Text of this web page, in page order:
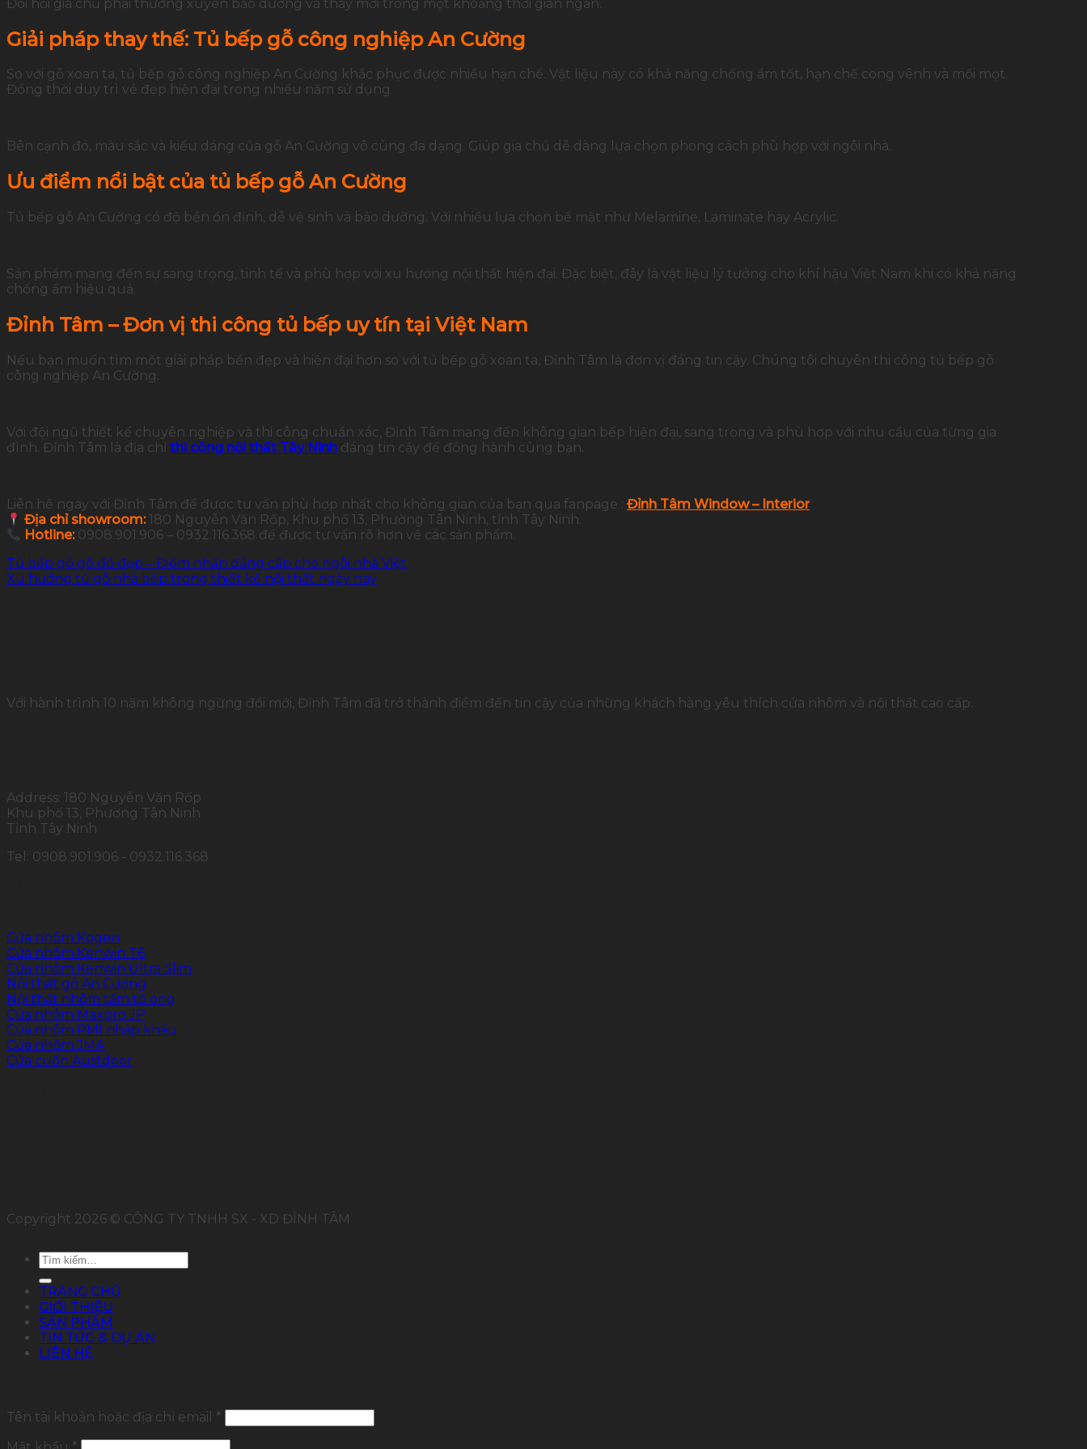
Đòi hỏi gia chủ phải thường xuyên bảo dưỡng và thay mới trong một khoảng thời gian ngắn.
Giải pháp thay thế: Tủ bếp gỗ công nghiệp An Cường
So với gỗ xoan ta, tủ bếp gỗ công nghiệp An Cường khắc phục được nhiều hạn chế. Vật liệu này có khả năng chống ẩm tốt, hạn chế cong vênh và mối mọt.
Đồng thời duy trì vẻ đẹp hiện đại trong nhiều năm sử dụng.
Bên cạnh đó, màu sắc và kiểu dáng của gỗ An Cường vô cùng đa dạng. Giúp gia chủ dễ dàng lựa chọn phong cách phù hợp với ngôi nhà.
Ưu điểm nổi bật của tủ bếp gỗ An Cường
Tủ bếp gỗ An Cường có độ bền ổn định, dễ vệ sinh và bảo dưỡng. Với nhiều lựa chọn bề mặt như Melamine, Laminate hay Acrylic.
Sản phẩm mang đến sự sang trọng, tinh tế và phù hợp với xu hướng nội thất hiện đại. Đặc biệt, đây là vật liệu lý tưởng cho khí hậu Việt Nam khi có khả năng
chống ẩm hiệu quả.
Đỉnh Tâm – Đơn vị thi công tủ bếp uy tín tại Việt Nam
Nếu bạn muốn tìm một giải pháp bền đẹp và hiện đại hơn so với tủ bếp gỗ xoan ta, Đỉnh Tâm là đơn vị đáng tin cậy. Chúng tôi chuyên thi công tủ bếp gỗ
công nghiệp An Cường.
Với đội ngũ thiết kế chuyên nghiệp và thi công chuẩn xác, Đỉnh Tâm mang đến không gian bếp hiện đại, sang trọng và phù hợp với nhu cầu của từng gia
đình. Đỉnh Tâm là địa chỉ thi công nội thất Tây Ninh đáng tin cậy để đồng hành cùng bạn.
Liên hệ ngay với Đỉnh Tâm để được tư vấn phù hợp nhất cho không gian của bạn qua fanpage : Đỉnh Tâm Window – Interior
Địa chỉ showroom:180 Nguyễn Văn Rốp, Khu phố 13, Phường Tân Ninh, tỉnh Tây Ninh.
Hotline: 0908.901.906 – 0932.116.368 để được tư vấn rõ hơn về các sản phẩm.
Tủ bếp gỗ gõ đỏ đẹp – Điểm nhấn đẳng cấp cho ngôi nhà Việt
Xu hướng tủ gỗ nhà bếp trong thiết kế nội thất ngày nay
Với hành trình 10 năm không ngừng đổi mới, Đỉnh Tâm đã trở thành điểm đến tin cậy của những khách hàng yêu thích cửa nhôm và nội thất cao cấp.
Address: 180 Nguyễn Văn Rốp
Khu phố 13, Phường Tân Ninh
Tỉnh Tây Ninh
Tel: 0908.901.906 - 0932.116.368
Cửa nhôm Kogen
Cửa nhôm Kenwin T6
Cửa nhôm Kenwin Ultra Slim
Nội thất gỗ An Cường
Nội thất nhôm tấm tổ ong
Cửa nhôm Maxpro.JP
Cửa nhôm PMI nhập khẩu
Cửa nhôm JMA
Cửa cuốn Austdoor
Copyright 2026 © CÔNG TY TNHH SX - XD ĐỈNH TÂM
Tìm
kiếm:
TRANG CHỦ
GIỚI THIỆU
SẢN PHẨM
TIN TỨC & DỰ ÁN
LIÊN HỆ
Tên tài khoản hoặc địa chỉ email
*